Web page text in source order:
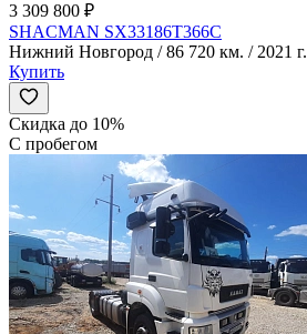
3 309 800 ₽
SHACMAN SX33186T366C
Нижний Новгород / 86 720 км. / 2021 г.
Купить
Скидка до 10%
С пробегом